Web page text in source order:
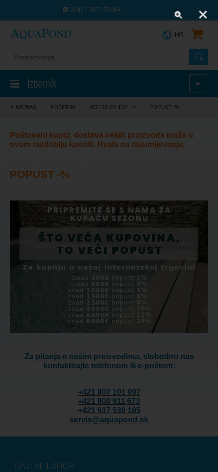
0049 170 7170004
Izbornik ►
HR
NATRAG POČETNA JEZERO ESHOP POPUST -%
Poštovani kupci, dostava nekih proizvoda može u
ovom razdoblju kasniti. Hvala na razumijevanju.
POPUST -%
Za pitanja o našim proizvodima, slobodno nas
kontaktirajte telefonom ili e-poštom:
+421 907 101 097
+421 908 911 673
+421 917 530 185
servis@aquapond.sk
BAZENI ESHOP